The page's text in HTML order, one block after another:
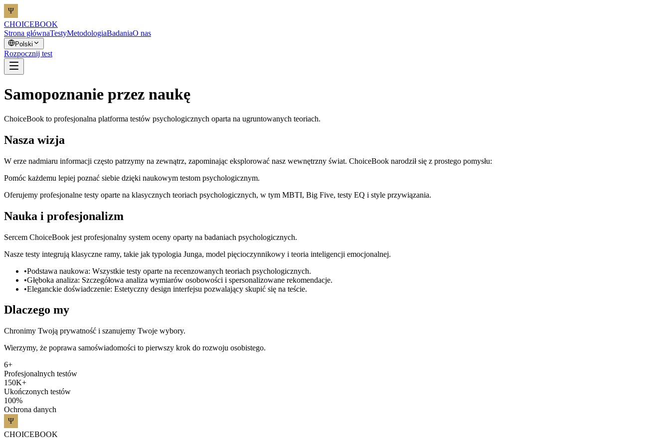
CHOICEBOOK
Strona głównaTestyMetodologiaBadaniaO nas
Polski
Rozpocznij test
Samopoznanie przez naukę
ChoiceBook to profesjonalna platforma testów psychologicznych oparta na ugruntowanych teoriach.
Nasza wizja
W erze nadmiaru informacji często patrzymy na zewnątrz, zapominając eksplorować nasz wewnętrzny świat. ChoiceBook narodził się z prostego pomysłu:
Pomóc każdemu lepiej poznać siebie dzięki naukowym testom psychologicznym.
Oferujemy profesjonalne testy oparte na klasycznych teoriach psychologicznych, w tym MBTI, Big Five, testy EQ i style przywiązania.
Nauka i profesjonalizm
Sercem ChoiceBook jest profesjonalny system oceny oparty na badaniach psychologicznych.
Nasze testy integrują klasyczne ramy, takie jak typologia Junga, model pięcioczynnikowy i teoria inteligencji emocjonalnej.
•Podstawa naukowa: Wszystkie testy oparte na recenzowanych teoriach psychologicznych.
•Głęboka analiza: Szczegółowa analiza wymiarów osobowości i spersonalizowane rekomendacje.
•Eleganckie doświadczenie: Estetyczny design interfejsu pozwalający skupić się na teście.
Dlaczego my
Chronimy Twoją prywatność i szanujemy Twoje wybory.
Wierzymy, że poprawa samoświadomości to pierwszy krok do rozwoju osobistego.
6+
Profesjonalnych testów
150K+
Ukończonych testów
100%
Ochrona danych
CHOICEBOOK